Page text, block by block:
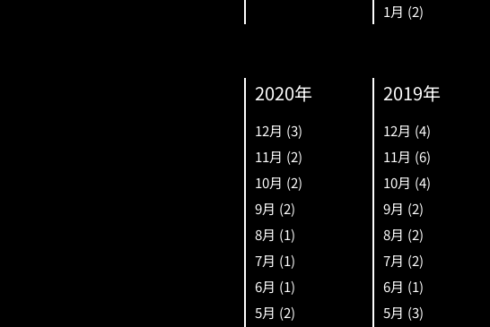
1月 (2)
2020年
12月 (3)
11月 (2)
10月 (2)
9月 (2)
8月 (1)
7月 (1)
6月 (1)
5月 (2)
2019年
12月 (4)
11月 (6)
10月 (4)
9月 (2)
8月 (2)
7月 (2)
6月 (1)
5月 (3)